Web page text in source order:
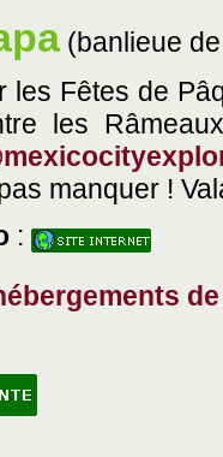
(banlieue
les Fêtes de
les
manquer !
: